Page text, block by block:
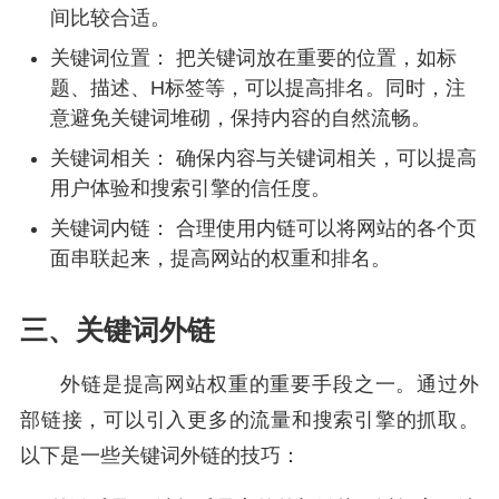
间比较合适。
关键词位置： 把关键词放在重要的位置，如标
题、描述、H标签等，可以提高排名。同时，注
意避免关键词堆砌，保持内容的自然流畅。
关键词相关： 确保内容与关键词相关，可以提高
用户体验和搜索引擎的信任度。
关键词内链： 合理使用内链可以将网站的各个页
面串联起来，提高网站的权重和排名。
三、关键词外链
外链是提高网站权重的重要手段之一。通过外
部链接，可以引入更多的流量和搜索引擎的抓取。
以下是一些关键词外链的技巧：